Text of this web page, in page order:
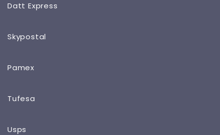
Datt Express
Skypostal
Pamex
Tufesa
Usps